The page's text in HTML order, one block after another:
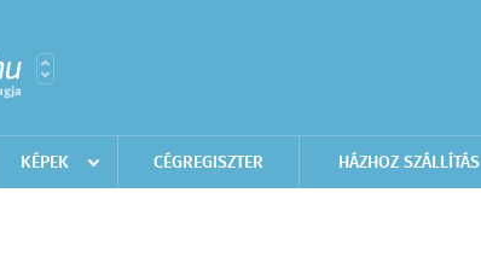
KÉPEK CÉGREGISZTER HÁZHOZ SZÁLLÍTÁS